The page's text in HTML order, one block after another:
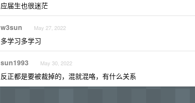
应届生也很迷茫
w3sun May 27, 2022
多学习多学习
sun1993 May 30, 2022
反正都是要被裁掉的，混就混咯，有什么关系